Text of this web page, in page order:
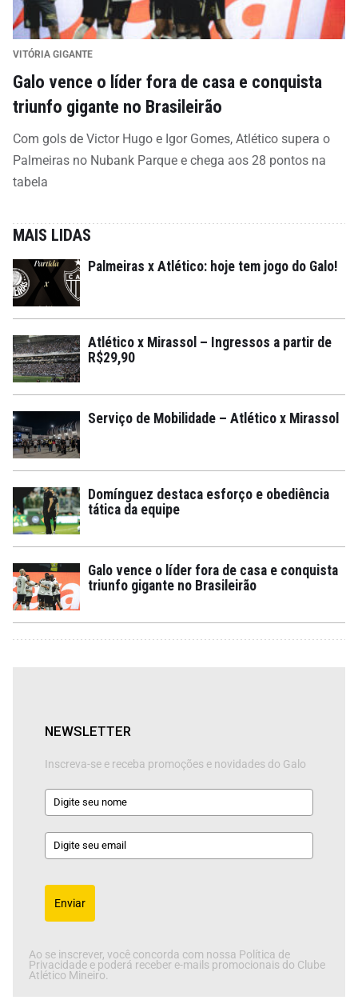
VITÓRIA GIGANTE
Galo vence o líder fora de casa e conquista
triunfo gigante no Brasileirão
Com gols de Victor Hugo e Igor Gomes, Atlético supera o
Palmeiras no Nubank Parque e chega aos 28 pontos na
tabela
MAIS LIDAS
Palmeiras x Atlético: hoje tem jogo do Galo!
Atlético x Mirassol – Ingressos a partir de
R$29,90
Serviço de Mobilidade – Atlético x Mirassol
Domínguez destaca esforço e obediência
tática da equipe
Galo vence o líder fora de casa e conquista
triunfo gigante no Brasileirão
NEWSLETTER
Inscreva-se e receba promoções e novidades do Galo
Enviar
Ao se inscrever, você concorda com nossa Política de
Privacidade e poderá receber e-mails promocionais do Clube
Atlético Mineiro.